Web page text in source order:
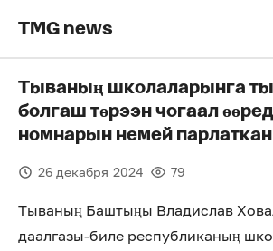
TMG news
Тываның школаларынга
болгаш төрээн чогаал
номнарын немей парлаткан
26 декабря 2024 79
Тываның Баштыңы Владислав
даалгазы-биле республиканың